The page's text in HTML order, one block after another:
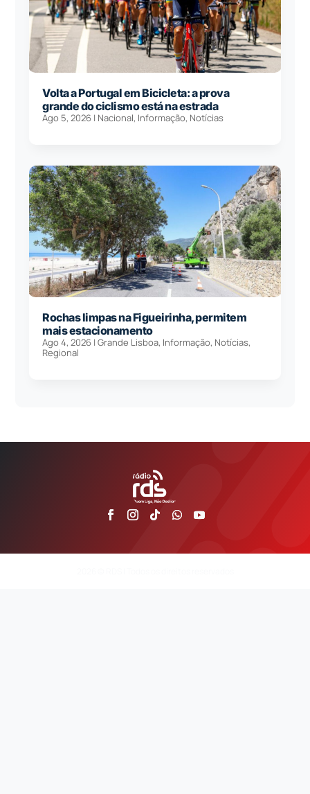
Volta a Portugal em Bicicleta: a prova
grande do ciclismo está na estrada
Ago 5, 2026 | Nacional, Informação, Notícias
Rochas limpas na Figueirinha, permitem
mais estacionamento
Ago 4, 2026 |Grande Lisboa, Informação, Notícias,
Regional